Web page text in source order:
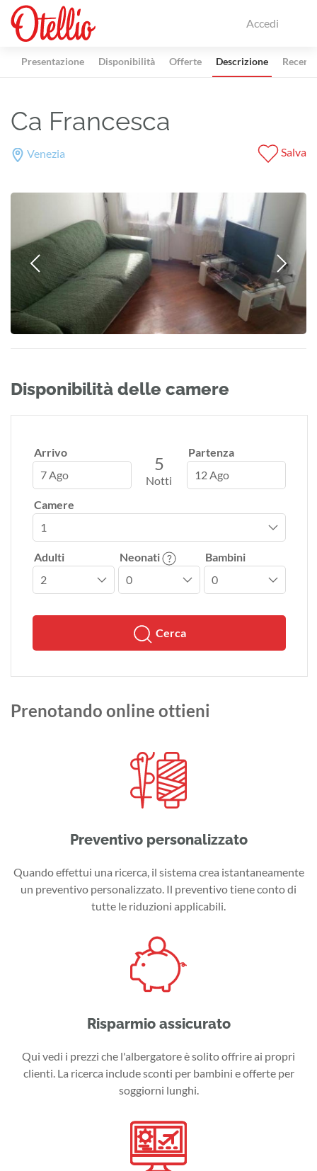
Accedi
Presentazione Disponibilità Offerte Descrizione
Ca Francesca
Venezia Salva
Disponibilità delle camere
Arrivo
7 Ago
5
Notti
Partenza
12 Ago
Camere
Adulti Neonati Bambini
Cerca
Prenotando online ottieni
Preventivo personalizzato
Quando effettui una ricerca, il sistema crea istantaneamente
un preventivo personalizzato. Il preventivo tiene conto di
tutte le riduzioni applicabili.
Risparmio assicurato
Qui vedi i prezzi che l'albergatore è solito offrire ai propri
clienti. La ricerca include sconti per bambini e offerte per
soggiorni lunghi.